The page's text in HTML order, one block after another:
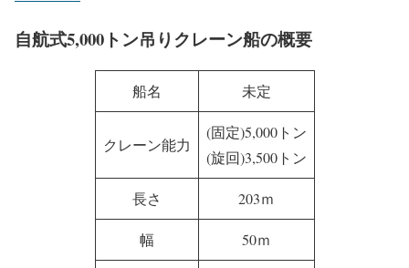
船の起工式がおこなわれました。
自航式5,000トン吊りクレーン船の概要
船名 未定
(固定)5,000トン